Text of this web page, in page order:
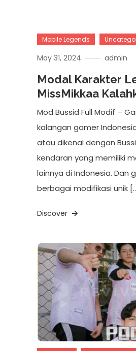
Mobile Legends
May 31, 2024 admin
Modal Karakter
MissMikkaa
Mod Bussid Full Modif –
kalangan gamer
atau dikenal dengan
kendaran yang memiliki
lainnya di Indonesia. Dan
berbagai modifikasi unik
Discover